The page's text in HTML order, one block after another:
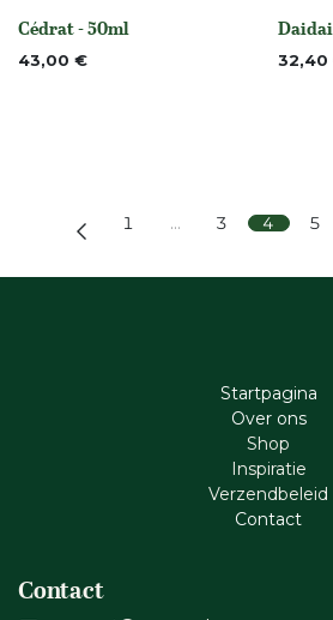
None
Cédrat - 50ml
43,00 € Niet
32,40
1 … 3 4 5
Startpagina
Ove​r​ ons
Shop
Inspiratie
Verzendbeleid
Cont​act
Contact